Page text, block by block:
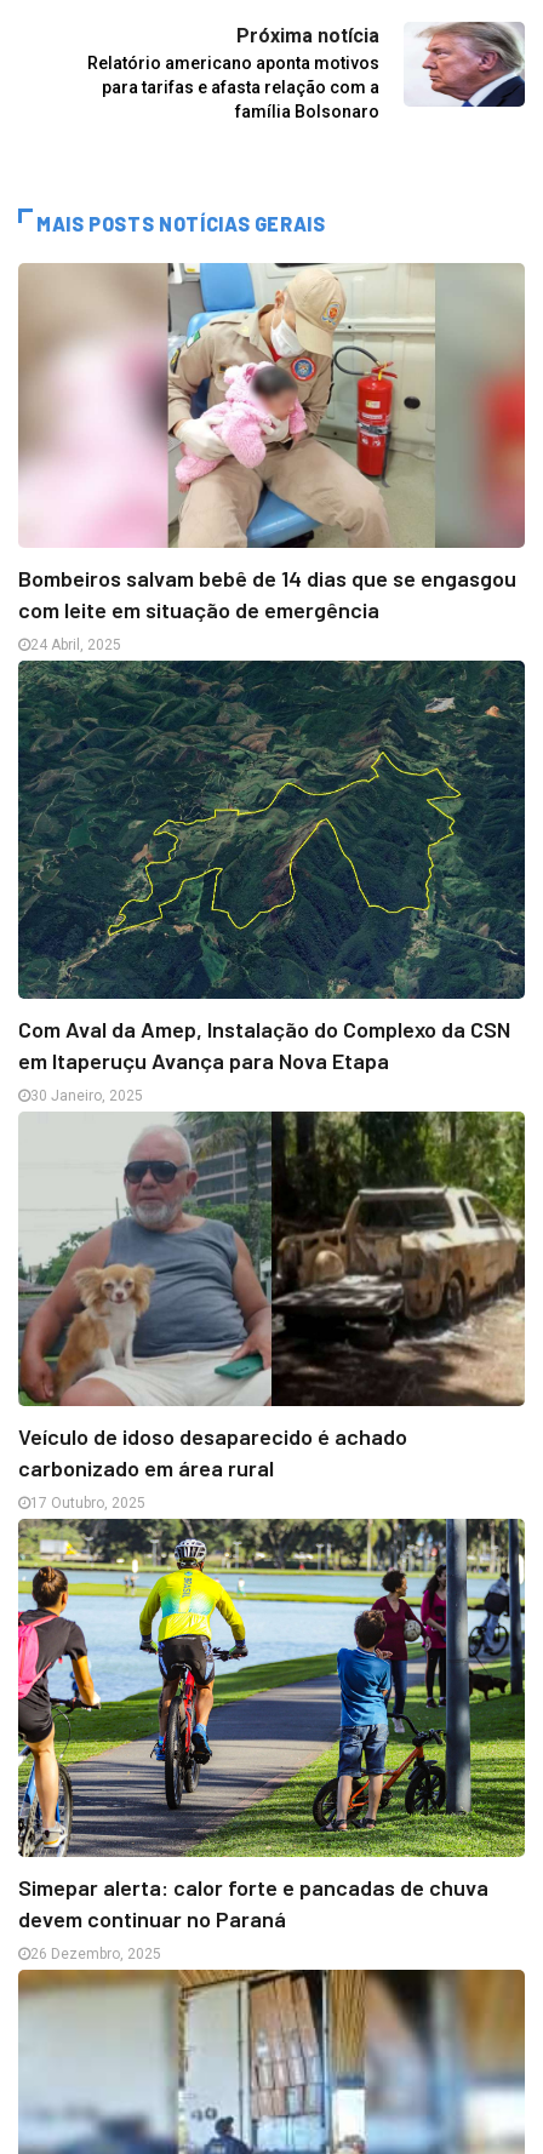
Próxima notícia
Relatório americano aponta motivos
para tarifas e afasta relação com a
família Bolsonaro
MAIS POSTS NOTÍCIAS GERAIS
Bombeiros salvam bebê de 14 dias que se engasgou
com leite em situação de emergência
24 Abril, 2025
Com Aval da Amep, Instalação do Complexo da CSN
em Itaperuçu Avança para Nova Etapa
30 Janeiro, 2025
Veículo de idoso desaparecido é achado
carbonizado em área rural
17 Outubro, 2025
Simepar alerta: calor forte e pancadas de chuva
devem continuar no Paraná
26 Dezembro, 2025